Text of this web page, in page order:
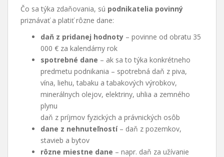
Čo sa týka zdaňovania, sú podnikatelia povinný
priznávať a platiť rôzne dane:
daň z pridanej hodnoty – povinne od obratu 35
000 € za kalendárny rok
spotrebné dane – ak sa to týka konkrétneho
predmetu podnikania – spotrebná daň z piva,
vína, liehu, tabaku a tabakových výrobkov,
minerálnych olejov, elektriny, uhlia a zemného
plynu
daň z príjmov fyzických a právnických osôb
dane z nehnuteľností– daň z pozemkov,
stavieb a bytov
rôzne miestne dane – napr. daň za užívanie